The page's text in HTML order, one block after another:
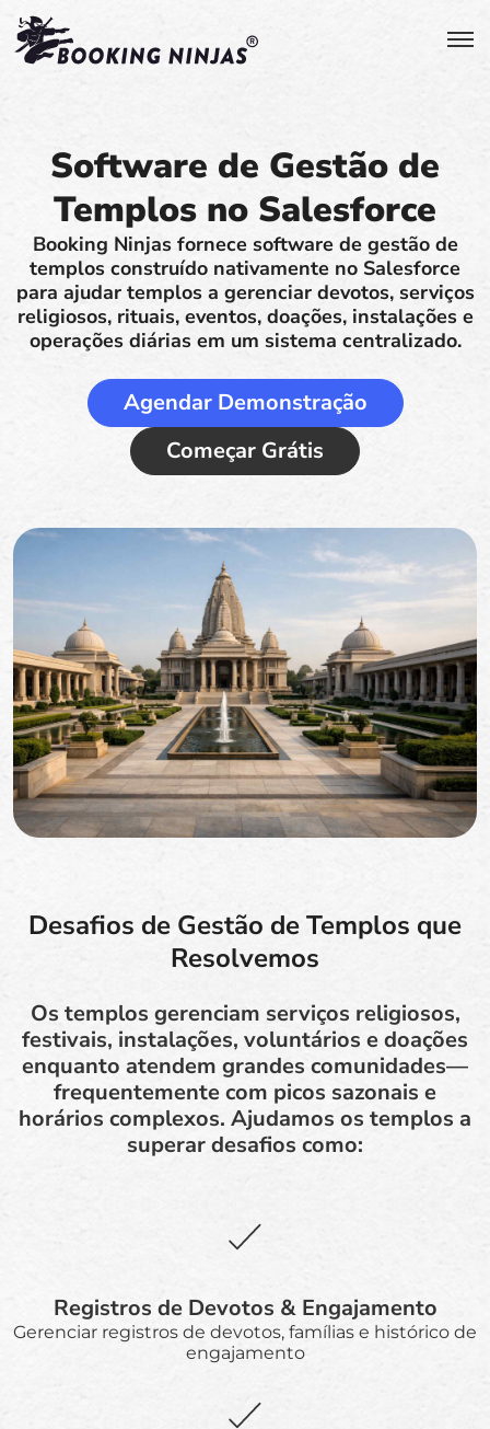
Software de Gestão de
Templos no Salesforce
Booking Ninjas fornece software de gestão de
templos construído nativamente no Salesforce
para ajudar templos a gerenciar devotos, serviços
religiosos, rituais, eventos, doações, instalações e
operações diárias em um sistema centralizado.
Agendar Demonstração
Começar Grátis
Desafios de Gestão de Templos que
Resolvemos
Os templos gerenciam serviços religiosos,
festivais, instalações, voluntários e doações
enquanto atendem grandes comunidades—
frequentemente com picos sazonais e
horários complexos. Ajudamos os templos a
superar desafios como:
Registros de Devotos & Engajamento
Gerenciar registros de devotos, famílias e histórico de
engajamento